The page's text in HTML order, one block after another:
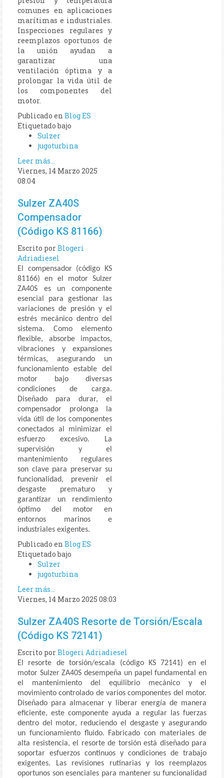
comunes en aplicaciones
marítimas e industriales.
Inspecciones regulares y
reemplazos oportunos de
la unión ayudan a
garantizar una
ventilación óptima y a
prolongar la vida útil de
los componentes del
motor.
Publicado en Blog ES
Etiquetado bajo
Sulzer
jugoturbina
Leer más...
Viernes, 14 Marzo 2025
08:04
Sulzer ZA40S
Compensador
(Código KS 81166)
Escrito porBlogeri
Adriadiesel
El compensador (código KS
81166) en el motor Sulzer
ZA40S es un componente
esencial para gestionar las
variaciones de presión y el
estrés mecánico dentro del
sistema. Como elemento
flexible, absorbe impactos,
vibraciones y expansiones
térmicas, asegurando un
funcionamiento estable del
motor bajo diversas
condiciones de carga.
Diseñado para durar, el
compensador prolonga la
vida útil de los componentes
conectados al minimizar el
esfuerzo excesivo. La
supervisión y el
mantenimiento regulares
son clave para preservar su
funcionalidad, prevenir el
desgaste prematuro y
garantizar un rendimiento
óptimo del motor en
entornos marinos e
industriales exigentes.
Publicado en Blog ES
Etiquetado bajo
Sulzer
jugoturbina
Leer más...
Viernes, 14 Marzo 2025 08:03
Sulzer ZA40S Resorte de Torsión/Escala
(Código KS 72141)
Escrito porBlogeri Adriadiesel
El resorte de torsión/escala (código KS 72141) en el
motor Sulzer ZA40S desempeña un papel fundamental en
el mantenimiento del equilibrio mecánico y el
movimiento controlado de varios componentes del motor.
Diseñado para almacenar y liberar energía de manera
eficiente, este componente ayuda a regular las fuerzas
dentro del motor, reduciendo el desgaste y asegurando
un funcionamiento fluido. Fabricado con materiales de
alta resistencia, el resorte de torsión está diseñado para
soportar esfuerzos continuos y condiciones de trabajo
exigentes. Las revisiones rutinarias y los reemplazos
oportunos son esenciales para mantener su funcionalidad